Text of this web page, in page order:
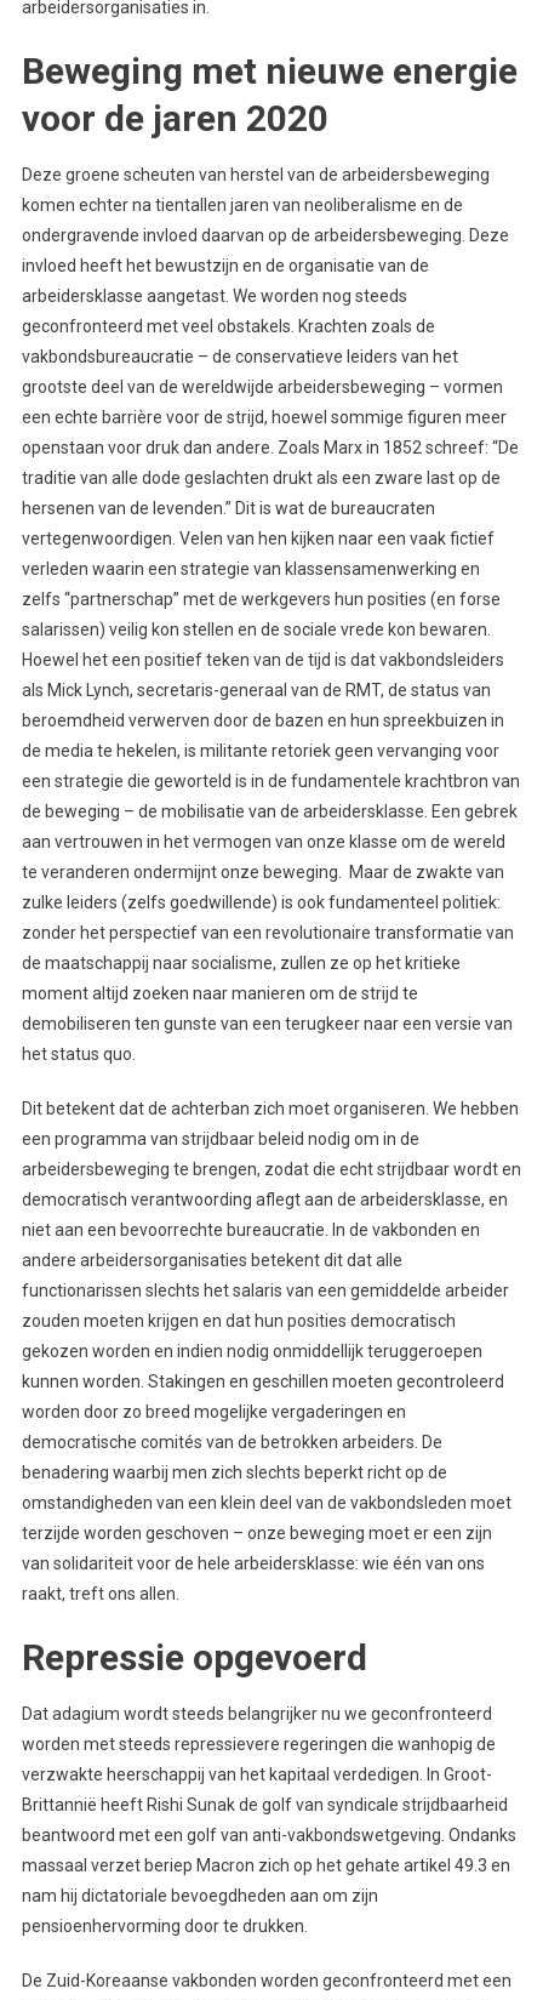
arbeidersorganisaties in.
Beweging met nieuwe energie
voor de jaren 2020
Deze groene scheuten van herstel van de arbeidersbeweging
komen echter na tientallen jaren van neoliberalisme en de
ondergravende invloed daarvan op de arbeidersbeweging. Deze
invloed heeft het bewustzijn en de organisatie van de
arbeidersklasse aangetast. We worden nog steeds
geconfronteerd met veel obstakels. Krachten zoals de
vakbondsbureaucratie – de conservatieve leiders van het
grootste deel van de wereldwijde arbeidersbeweging – vormen
een echte barrière voor de strijd, hoewel sommige figuren meer
openstaan voor druk dan andere. Zoals Marx in 1852 schreef: “De
traditie van alle dode geslachten drukt als een zware last op de
hersenen van de levenden.” Dit is wat de bureaucraten
vertegenwoordigen. Velen van hen kijken naar een vaak fictief
verleden waarin een strategie van klassensamenwerking en
zelfs “partnerschap” met de werkgevers hun posities (en forse
salarissen) veilig kon stellen en de sociale vrede kon bewaren.
Hoewel het een positief teken van de tijd is dat vakbondsleiders
als Mick Lynch, secretaris-generaal van de RMT, de status van
beroemdheid verwerven door de bazen en hun spreekbuizen in
de media te hekelen, is militante retoriek geen vervanging voor
een strategie die geworteld is in de fundamentele krachtbron van
de beweging – de mobilisatie van de arbeidersklasse. Een gebrek
aan vertrouwen in het vermogen van onze klasse om de wereld
te veranderen ondermijnt onze beweging. Maar de zwakte van
zulke leiders (zelfs goedwillende) is ook fundamenteel politiek:
zonder het perspectief van een revolutionaire transformatie van
de maatschappij naar socialisme, zullen ze op het kritieke
moment altijd zoeken naar manieren om de strijd te
demobiliseren ten gunste van een terugkeer naar een versie van
het status quo.
Dit betekent dat de achterban zich moet organiseren. We hebben
een programma van strijdbaar beleid nodig om in de
arbeidersbeweging te brengen, zodat die echt strijdbaar wordt en
democratisch verantwoording aflegt aan de arbeidersklasse, en
niet aan een bevoorrechte bureaucratie. In de vakbonden en
andere arbeidersorganisaties betekent dit dat alle
functionarissen slechts het salaris van een gemiddelde arbeider
zouden moeten krijgen en dat hun posities democratisch
gekozen worden en indien nodig onmiddellijk teruggeroepen
kunnen worden. Stakingen en geschillen moeten gecontroleerd
worden door zo breed mogelijke vergaderingen en
democratische comités van de betrokken arbeiders. De
benadering waarbij men zich slechts beperkt richt op de
omstandigheden van een klein deel van de vakbondsleden moet
terzijde worden geschoven – onze beweging moet er een zijn
van solidariteit voor de hele arbeidersklasse: wie één van ons
raakt, treft ons allen.
Repressie opgevoerd
Dat adagium wordt steeds belangrijker nu we geconfronteerd
worden met steeds repressievere regeringen die wanhopig de
verzwakte heerschappij van het kapitaal verdedigen. In Groot-
Brittannië heeft Rishi Sunak de golf van syndicale strijdbaarheid
beantwoord met een golf van anti-vakbondswetgeving. Ondanks
massaal verzet beriep Macron zich op het gehate artikel 49.3 en
nam hij dictatoriale bevoegdheden aan om zijn
pensioenhervorming door te drukken.
De Zuid-Koreaanse vakbonden worden geconfronteerd met een